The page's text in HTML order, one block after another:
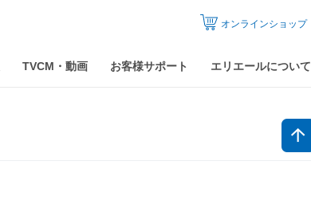
TVCM・動画 お客様サポート エリエールについて
オンラインショップ